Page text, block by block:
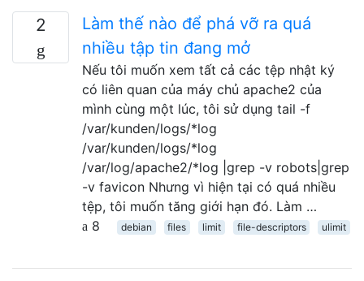
2
Làm thế nào để phá vỡ ra quá
nhiều tập tin đang mở
Nếu tôi muốn xem tất cả các tệp nhật ký
có liên quan của máy chủ apache2 của
mình cùng một lúc, tôi sử dụng tail -f
/var/kunden/logs/*log
/var/kunden/logs/*log
/var/log/apache2/*log |grep -v robots|grep
-v favicon Nhưng vì hiện tại có quá nhiều
tệp, tôi muốn tăng giới hạn đó. Làm …
8
debian files limit file-descriptors ulimit